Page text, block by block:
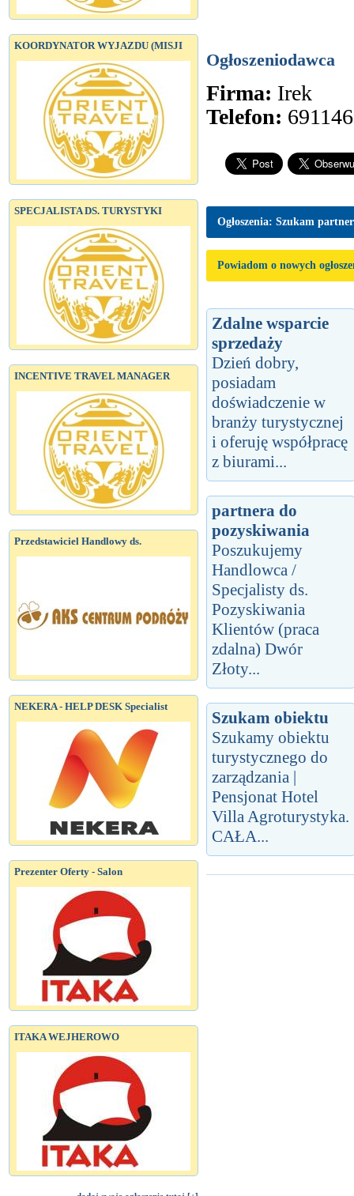
KOORDYNATOR WYJAZDU (MISJI
SPECJALISTA DS. TURYSTYKI
INCENTIVE TRAVEL MANAGER
Przedstawiciel Handlowy ds.
NEKERA - HELP DESK Specialist
Prezenter Oferty - Salon
ITAKA WEJHEROWO
Ogłoszeniodawca
Firma: Irek
Telefon:
Ogłoszenia: Szukam
Powiadom o nowych
Zdalne wsparcie
sprzedaży
Dzień dobry,
posiadam
doświadczenie w
branży turystycznej
i oferuję współpracę
z biurami...
partnera do
pozyskiwania
Poszukujemy
Handlowca /
Specjalisty ds.
Pozyskiwania
Klientów (praca
zdalna) Dwór
Złoty...
Szukam obiektu
Szukamy obiektu
turystycznego do
zarządzania |
Pensjonat Hotel
Villa Agroturystyka.
CAŁA...